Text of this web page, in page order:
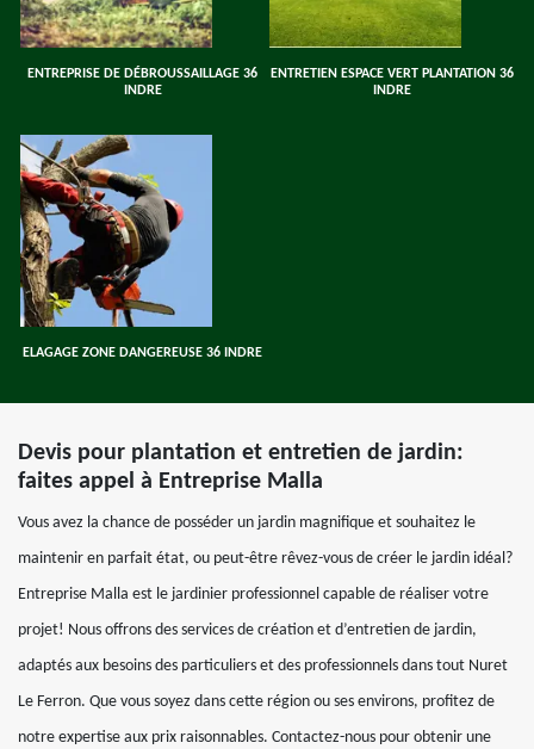
ENTREPRISE DE DÉBROUSSAILLAGE 36
INDRE
ENTRETIEN ESPACE VERT PLANTATION 36
INDRE
ELAGAGE ZONE DANGEREUSE 36 INDRE
Devis pour plantation et entretien de jardin:
faites appel à Entreprise Malla
Vous avez la chance de posséder un jardin magnifique et souhaitez le
maintenir en parfait état, ou peut-être rêvez-vous de créer le jardin idéal?
Entreprise Malla est le jardinier professionnel capable de réaliser votre
projet! Nous offrons des services de création et d’entretien de jardin,
adaptés aux besoins des particuliers et des professionnels dans tout Nuret
Le Ferron. Que vous soyez dans cette région ou ses environs, profitez de
notre expertise aux prix raisonnables. Contactez-nous pour obtenir une